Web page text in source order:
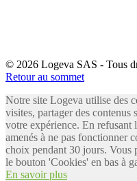
© 2026 Logeva SAS - Tous
Retour au sommet
Notre site Logeva utilise des
visites, partager des contenus
votre expérience. En refusant
amenés à ne pas fonctionner
choix pendant 30 jours. Vous
le bouton 'Cookies' en bas à
En savoir plus